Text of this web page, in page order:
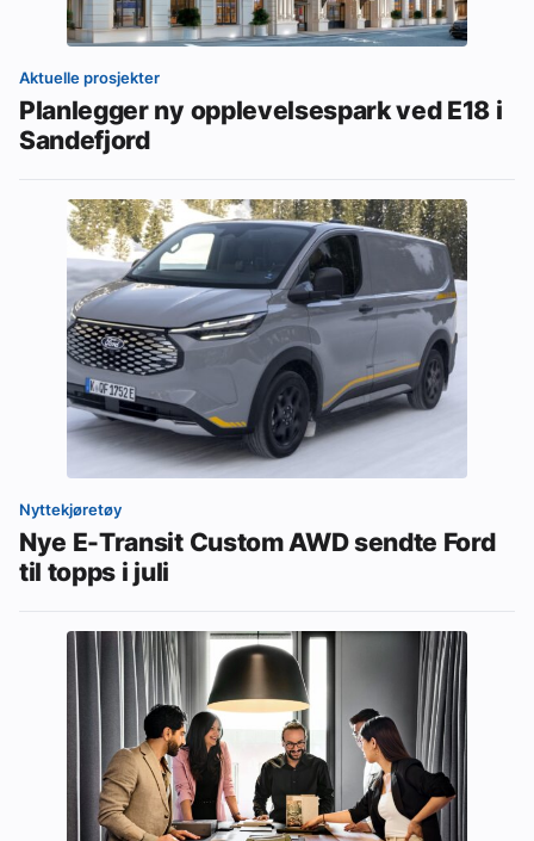
Aktuelle prosjekter
Planlegger ny opplevelsespark ved E18 i
Sandefjord
Nyttekjøretøy
Nye E-Transit Custom AWD sendte Ford
til topps i juli